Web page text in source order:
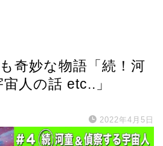
奇妙な物語「続！河
人の話 etc..」
2022年4月5日